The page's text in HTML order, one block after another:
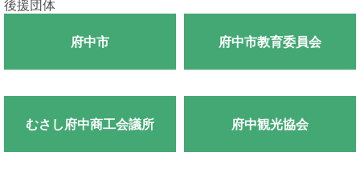
後援団体
府中市 府中市教育委員会
むさし府中商工会議所 府中観光協会